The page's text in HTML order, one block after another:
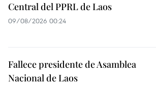
Central del PPRL de Laos
09/08/2026 00:24
Fallece presidente de Asamblea
Nacional de Laos